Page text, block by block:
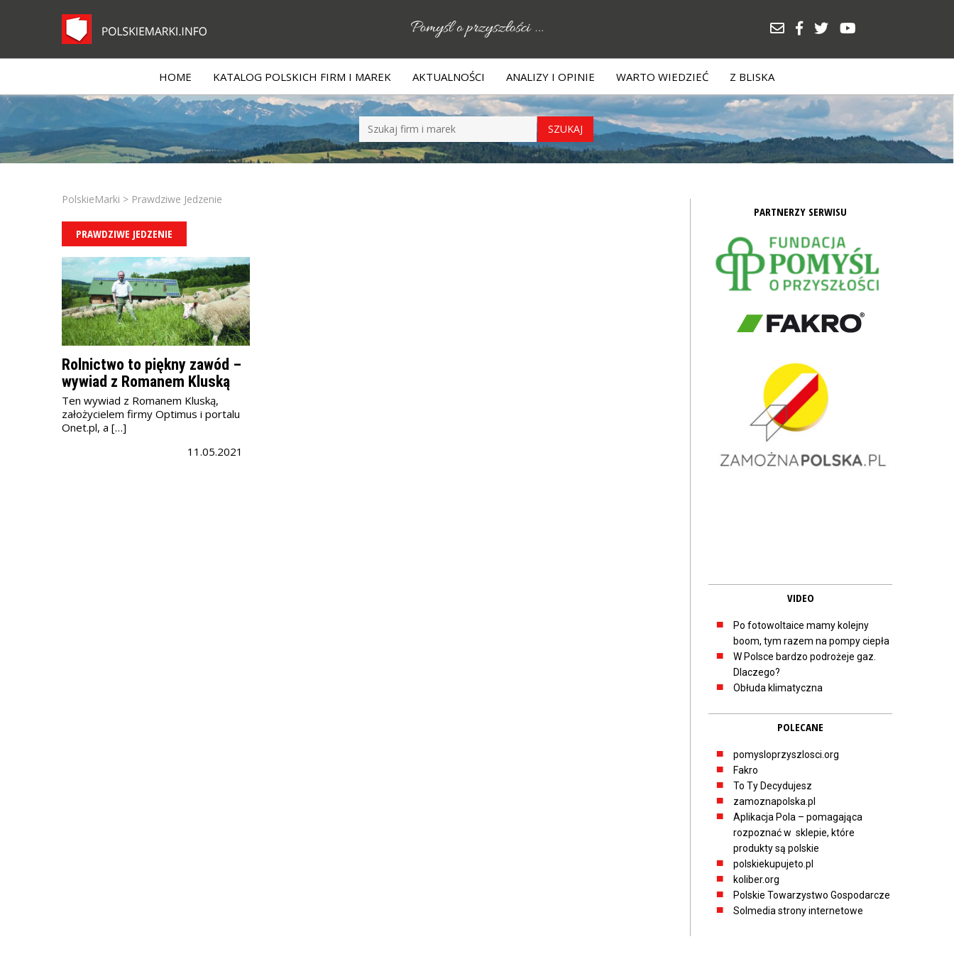
HOME KATALOG POLSKICH FIRM I MAREK AKTUALNOŚCI ANALIZY I OPINIE WARTO WIEDZIEĆ Z BLISKA
PolskieMarki > Prawdziwe Jedzenie
PRAWDZIWE JEDZENIE
Rolnictwo to piękny zawód –
wywiad z Romanem Kluską
Ten wywiad z Romanem Kluską,
założycielem firmy Optimus i portalu
Onet.pl, a […]
11.05.2021
PARTNERZY SERWISU
VIDEO
Po fotowoltaice mamy kolejny
boom, tym razem na pompy ciepła
W Polsce bardzo podrożeje gaz.
Dlaczego?
Obłuda klimatyczna
POLECANE
pomysloprzyszlosci.org
Fakro
To Ty Decydujesz
zamoznapolska.pl
Aplikacja Pola – pomagająca
rozpoznać w sklepie, które
produkty są polskie
polskiekupujeto.pl
koliber.org
Polskie Towarzystwo Gospodarcze
Solmedia strony internetowe